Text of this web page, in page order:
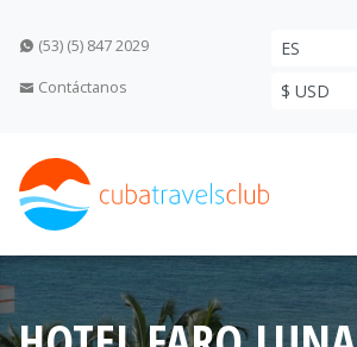
(53) (5) 847 2029
Contáctanos